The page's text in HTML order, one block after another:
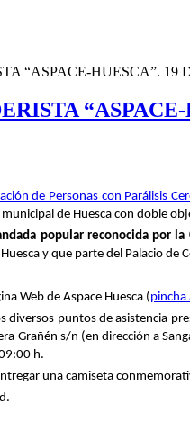
“ASPACE-HUESCA”. 19
de Personas con Parálisis
de Huesca con doble
popular reconocida por la
y que parte del Palacio de
Web de Aspace Huesca (pincha
diversos puntos de asistencia
Grañén s/n (en dirección a
h.
una camiseta